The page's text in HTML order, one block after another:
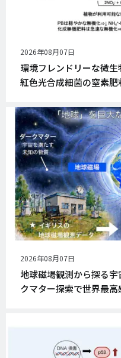
公
開
日
2026年08月07日
環境フレンドリーな微
紅色光合成細菌の窒素
公
開
日
2026年08月07日
地球磁場観測から探る
クマター探索で世界最